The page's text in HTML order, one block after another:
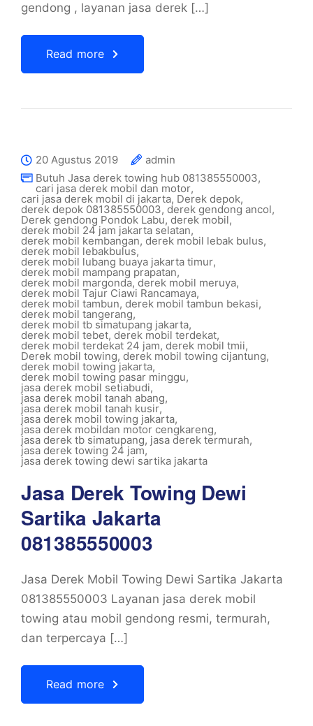
gendong , layanan jasa derek […]
Read more
20 Agustus 2019
admin
Butuh Jasa derek towing hub 081385550003,
cari jasa derek mobil dan motor,
cari jasa derek mobil di jakarta, Derek depok,
derek depok 081385550003, derek gendong ancol,
Derek gendong Pondok Labu, derek mobil,
derek mobil 24 jam jakarta selatan,
derek mobil kembangan, derek mobil lebak bulus,
derek mobil lebakbulus,
derek mobil lubang buaya jakarta timur,
derek mobil mampang prapatan,
derek mobil margonda,derek mobil meruya,
derek mobil Tajur Ciawi Rancamaya,
derek mobil tambun, derek mobil tambun bekasi,
derek mobil tangerang,
derek mobil tb simatupang jakarta,
derek mobil tebet, derek mobil terdekat,
derek mobil terdekat 24 jam, derek mobil tmii,
Derek mobil towing, derek mobil towing cijantung,
derek mobil towing jakarta,
derek mobil towing pasar minggu,
jasa derek mobil setiabudi,
jasa derek mobil tanah abang,
jasa derek mobil tanah kusir,
jasa derek mobil towing jakarta,
jasa derek mobildan motor cengkareng,
jasa derek tb simatupang, jasa derek termurah,
jasa derek towing 24 jam,
jasa derek towing dewi sartika jakarta
Jasa Derek Towing Dewi
Sartika Jakarta
081385550003
Jasa Derek Mobil Towing Dewi Sartika Jakarta
081385550003 Layanan jasa derek mobil
towing atau mobil gendong resmi, termurah,
dan terpercaya […]
Read more